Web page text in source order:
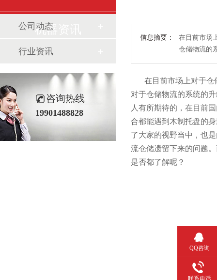
信息摘要：
在目前市场
仓储物流的
在目前市场上对于仓储
对于仓储物流的系统的升
人有所期待的，在目前
合都能遇到木制托盘的身影
了大家的视野当中，也
流仓储遗留下来的问题
是否都了解呢？
机器资讯
公司动态
行业资讯
咨询热线
19901488828
QQ咨询
联系电话